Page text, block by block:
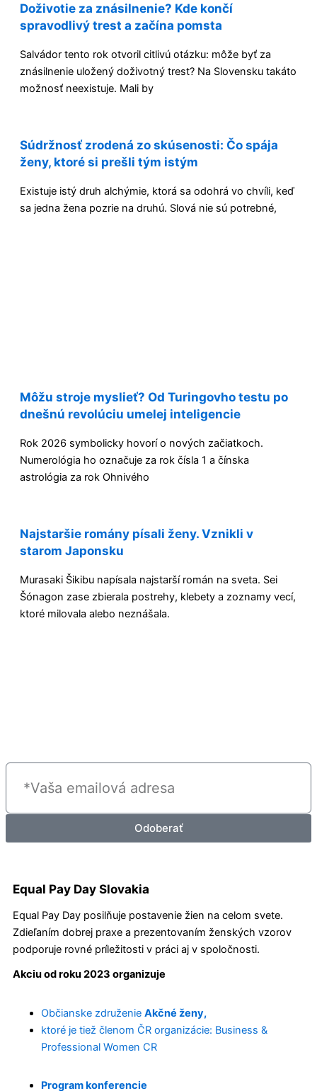
Doživotie za znásilnenie? Kde končí
spravodlivý trest a začína pomsta
Salvádor tento rok otvoril citlivú otázku: môže byť za
znásilnenie uložený doživotný trest? Na Slovensku takáto
možnosť neexistuje. Mali by
Súdržnosť zrodená zo skúsenosti: Čo spája
ženy, ktoré si prešli tým istým
Existuje istý druh alchýmie, ktorá sa odohrá vo chvíli, keď
sa jedna žena pozrie na druhú. Slová nie sú potrebné,
Môžu stroje myslieť? Od Turingovho testu po
dnešnú revolúciu umelej inteligencie
Rok 2026 symbolicky hovorí o nových začiatkoch.
Numerológia ho označuje za rok čísla 1 a čínska
astrológia za rok Ohnivého
Najstaršie romány písali ženy. Vznikli v
starom Japonsku
Murasaki Šikibu napísala najstarší román na sveta. Sei
Šónagon zase zbierala postrehy, klebety a zoznamy vecí,
ktoré milovala alebo neznášala.
Email
Odoberať
Equal Pay Day Slovakia
Equal Pay Day posilňuje postavenie žien na celom svete.
Zdieľaním dobrej praxe a prezentovaním ženských vzorov
podporuje rovné príležitosti v práci aj v spoločnosti.
Akciu od roku 2023 organizuje
Občianske združenie Akčné ženy,
ktoré je tiež členom ČR organizácie: Business &
Professional Women CR
Program konferencie